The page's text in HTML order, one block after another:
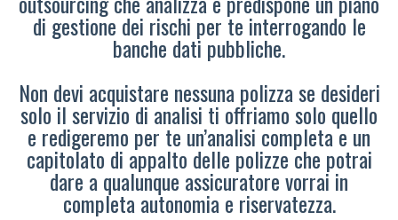
di gestione dei rischi per te interrogando le
banche dati pubbliche.
Non devi acquistare nessuna polizza se desideri
solo il servizio di analisi ti offriamo solo quello
e redigeremo per te un’analisi completa e un
capitolato di appalto delle polizze che potrai
dare a qualunque assicuratore vorrai in
completa autonomia e riservatezza.